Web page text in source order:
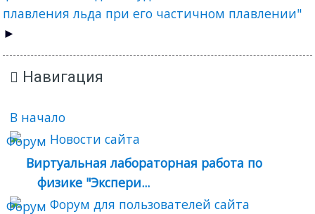
плавления льда при его частичном плавлении"
Навигация
В начало
Новости сайта
Виртуальная лабораторная работа по
физике "Экспери...
Форум для пользователей сайта